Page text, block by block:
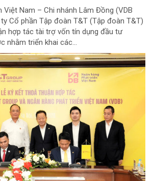
Việt Nam – Chi nhánh Lâm Đồng (VDB
Cổ phần Tập đoàn T&T (Tập đoàn T&T)
hợp tác tài trợ vốn tín dụng đầu tư
nhằm triển khai các...